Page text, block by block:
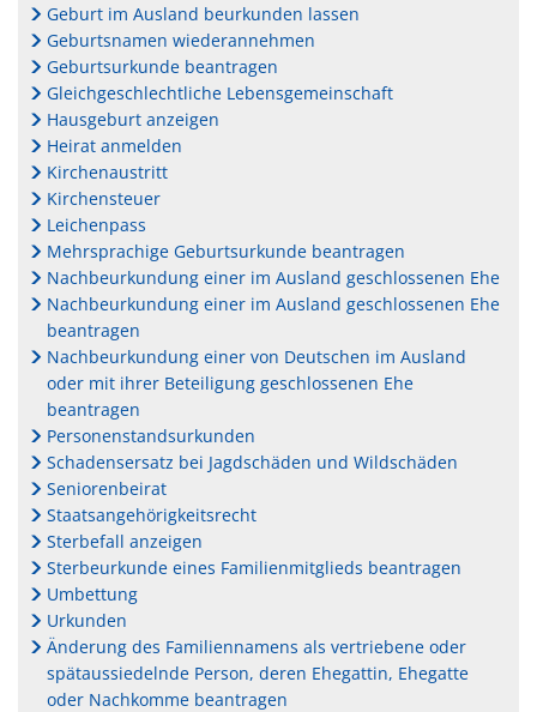
Geburt im Ausland beurkunden lassen
Geburtsnamen wiederannehmen
Geburtsurkunde beantragen
Gleichgeschlechtliche Lebensgemeinschaft
Hausgeburt anzeigen
Heirat anmelden
Kirchenaustritt
Kirchensteuer
Leichenpass
Mehrsprachige Geburtsurkunde beantragen
Nachbeurkundung einer im Ausland geschlossenen Ehe
Nachbeurkundung einer im Ausland geschlossenen Ehe
beantragen
Nachbeurkundung einer von Deutschen im Ausland
oder mit ihrer Beteiligung geschlossenen Ehe
beantragen
Personenstandsurkunden
Schadensersatz bei Jagdschäden und Wildschäden
Seniorenbeirat
Staatsangehörigkeitsrecht
Sterbefall anzeigen
Sterbeurkunde eines Familienmitglieds beantragen
Umbettung
Urkunden
Änderung des Familiennamens als vertriebene oder
spätaussiedelnde Person, deren Ehegattin, Ehegatte
oder Nachkomme beantragen